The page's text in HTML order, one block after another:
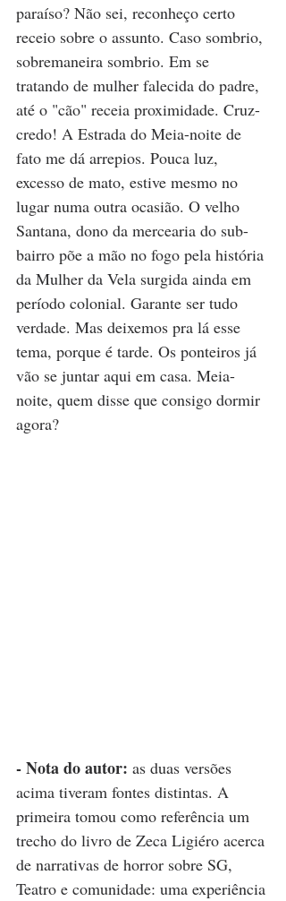
paraíso? Não sei, reconheço certo
receio sobre o assunto. Caso sombrio,
sobremaneira sombrio. Em se
tratando de mulher falecida do padre,
até o "cão" receia proximidade. Cruz-
credo! A Estrada do Meia-noite de
fato me dá arrepios. Pouca luz,
excesso de mato, estive mesmo no
lugar numa outra ocasião. O velho
Santana, dono da mercearia do sub-
bairro põe a mão no fogo pela história
da Mulher da Vela surgida ainda em
período colonial. Garante ser tudo
verdade. Mas deixemos pra lá esse
tema, porque é tarde. Os ponteiros já
vão se juntar aqui em casa. Meia-
noite, quem disse que consigo dormir
agora?
- Nota do autor: as duas versões
acima tiveram fontes distintas. A
primeira tomou como referência um
trecho do livro de Zeca Ligiéro acerca
de narrativas de horror sobre SG,
Teatro e comunidade: uma experiência